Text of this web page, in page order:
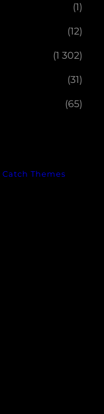
(1)
(12)
(1 302)
(31)
(65)
Catch Themes